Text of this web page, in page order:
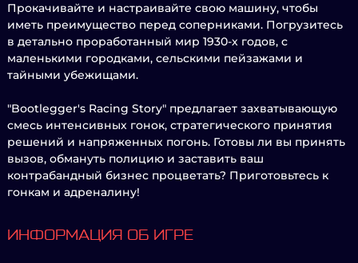
Прокачивайте и настраивайте свою машину, чтобы
иметь преимущество перед соперниками. Погрузитесь
в детально проработанный мир 1930-х годов, с
маленькими городками, сельскими пейзажами и
тайными убежищами.
"Bootlegger's Racing Story" предлагает захватывающую
смесь интенсивных гонок, стратегического принятия
решений и напряженных погонь. Готовы ли вы принять
вызов, обмануть полицию и заставить ваш
контрабандный бизнес процветать? Приготовьтесь к
гонкам и адреналину!
ИНФОРМАЦИЯ ОБ ИГРЕ